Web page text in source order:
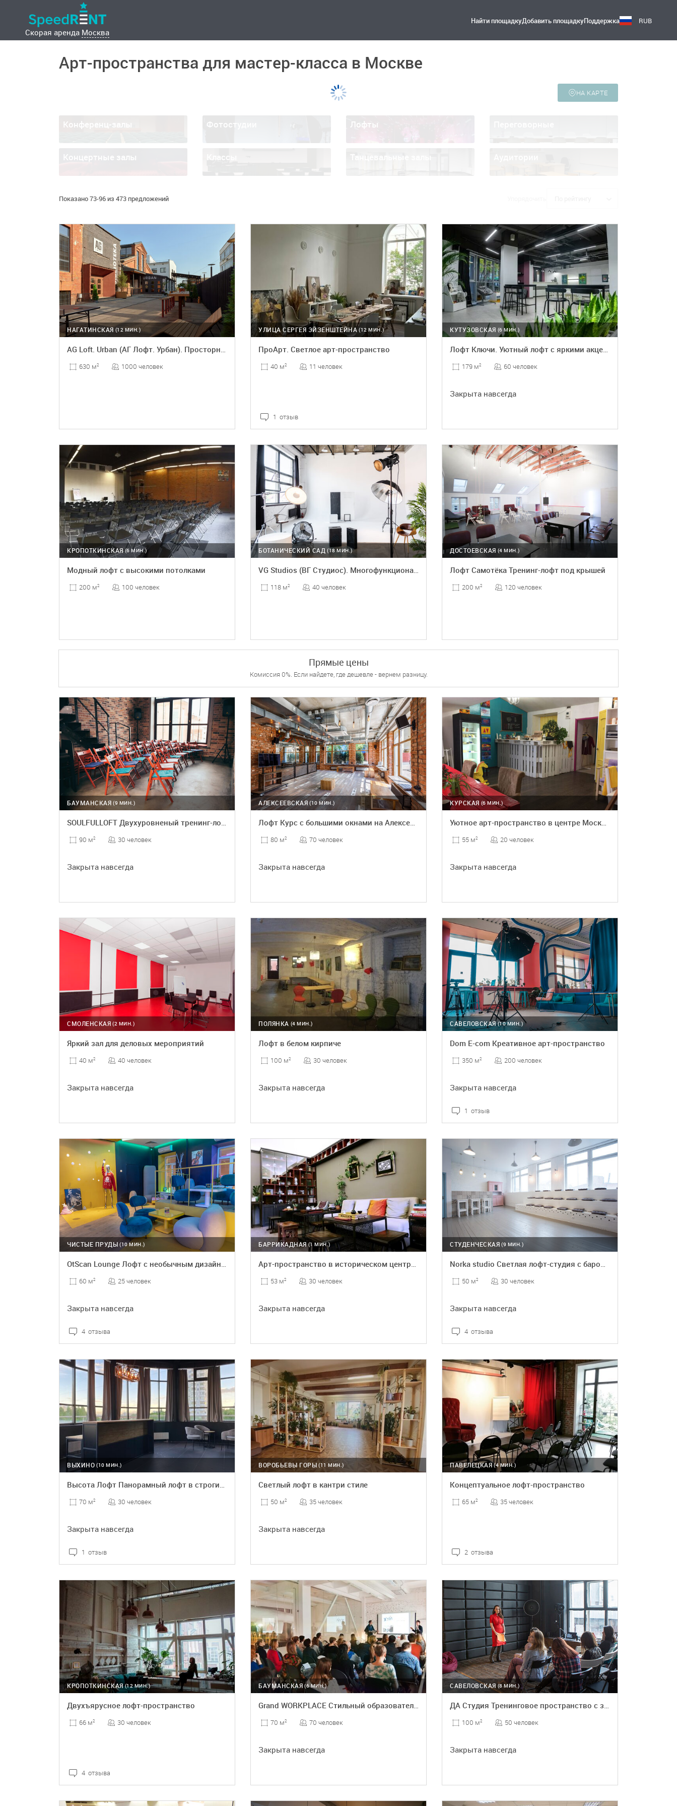
Скорая аренда Москва
Найти площадкуДобавить площадкуПоддержка RUB
Арт-пространства для мастер-класса в Москве
НА КАРТЕ
Конференц-залы Фотостудии Лофты
Концертные залы Классы Танцевальные залы
Показано 73-96 из 473 предложений
(12 МИН.)
НАГАТИНСКАЯ
AG Loft. Urban (АГ Лофт. Урбан). Просторный лофт с раритетным автомобилем
630 м2 1000 человек
(12 МИН.)
УЛИЦА СЕРГЕЯ ЭЙЗЕНШТЕЙНА
ПроАрт. Светлое арт-пространство
40 м2 11 человек
1 отзыв
(6 МИН.)
КУТУЗОВСКАЯ
Лофт Ключи. Уютный лофт с яркими акцентами
179 м2 60 человек
Закрыта навсегда
(6 МИН.)
КРОПОТКИНСКАЯ
Модный лофт с высокими потолками
200 м2 100 человек
ПОДРОБНЕЕ
(18 МИН.)
БОТАНИЧЕСКИЙ САД
VG Studios (ВГ Студиос). Многофункциональная дизайнерская студия
118 м2 40 человек
ПОДРОБНЕЕ
(4 МИН.)
ДОСТОЕВСКАЯ
Лофт Самотёка Тренинг-лофт под крышей
200 м2 120 человек
ПОДРОБНЕЕ
Прямые цены
Комиссия 0%. Если найдете, где дешевле - вернем разницу.
(9 МИН.)
БАУМАНСКАЯ
SOULFULLOFT Двухуровненый тренинг-лофт
90 м2 30 человек
Закрыта навсегда
(10 МИН.)
АЛЕКСЕЕВСКАЯ
Лофт Курс с большими окнами на Алексеевской
80 м2 70 человек
Закрыта навсегда
(6 МИН.)
КУРСКАЯ
Уютное арт-пространство в центре Москвы
55 м2 20 человек
Закрыта навсегда
(2 МИН.)
СМОЛЕНСКАЯ
Яркий зал для деловых мероприятий
40 м2 40 человек
Закрыта навсегда
(4 МИН.)
ПОЛЯНКА
Лофт в белом кирпиче
100 м2 30 человек
Закрыта навсегда
(10 МИН.)
САВЕЛОВСКАЯ
Dom E-com Креативное арт-пространство
350 м2 200 человек
Закрыта навсегда
1 отзыв
(10 МИН.)
ЧИСТЫЕ ПРУДЫ
OtScan Lounge Лофт с необычным дизайном на Чистых прудах
60 м2 25 человек
Закрыта навсегда
4 отзыва
(1 МИН.)
БАРРИКАДНАЯ
Арт-пространство в историческом центре Москвы
53 м2 30 человек
Закрыта навсегда
(9 МИН.)
СТУДЕНЧЕСКАЯ
Norka studio Светлая лофт-студия с баром на Студенческой
50 м2 30 человек
Закрыта навсегда
4 отзыва
(10 МИН.)
ВЫХИНО
Высота Лофт Панорамный лофт в строгих тонах
70 м2 30 человек
Закрыта навсегда
1 отзыв
(11 МИН.)
ВОРОБЬЕВЫ ГОРЫ
Светлый лофт в кантри стиле
50 м2 35 человек
Закрыта навсегда
(4 МИН.)
ПАВЕЛЕЦКАЯ
Концептуальное лофт-пространство
65 м2 35 человек
2 отзыва
(12 МИН.)
КРОПОТКИНСКАЯ
Двухъярусное лофт-пространство
66 м2 30 человек
4 отзыва
(6 МИН.)
БАУМАНСКАЯ
Grand WORKPLACE Стильный образовательный лофт
70 м2 70 человек
Закрыта навсегда
(8 МИН.)
САВЕЛОВСКАЯ
ДА Студия Тренинговое пространство с зоной отдыха
100 м2 50 человек
Закрыта навсегда